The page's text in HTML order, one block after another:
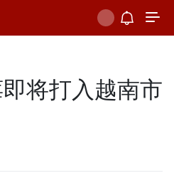
将打入越南市